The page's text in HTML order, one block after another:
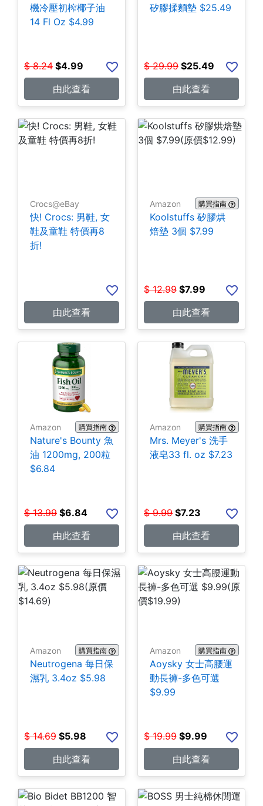
機冷壓初榨椰子油
14 Fl Oz $4.99
$ 8.24 $4.99
由此查看
矽膠揉麵墊 $25.49
$ 29.99 $25.49
由此查看
Crocs@eBay
快! Crocs: 男鞋, 女
鞋及童鞋 特價再8
折!
由此查看
Amazon 購買指南
Koolstuffs 矽膠烘
焙墊 3個 $7.99
$ 12.99 $7.99
由此查看
Amazon 購買指南
Nature's Bounty 魚
油 1200mg, 200粒
$6.84
$ 13.99 $6.84
由此查看
Amazon 購買指南
Mrs. Meyer's 洗手
液皂33 fl. oz $7.23
$ 9.99 $7.23
由此查看
Amazon 購買指南
Neutrogena 每日保
濕乳 3.4oz $5.98
$ 14.69 $5.98
由此查看
Amazon 購買指南
Aoysky 女士高腰運
動長褲-多色可選
$9.99
$ 19.99 $9.99
由此查看